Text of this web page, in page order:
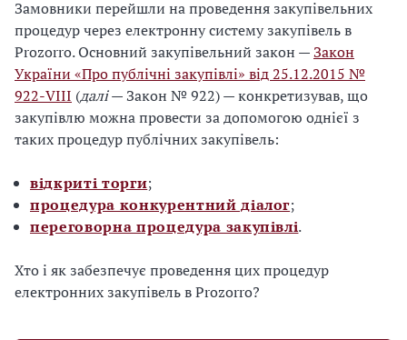
Замовники перейшли на проведення закупівельних
процедур через електронну систему закупівель в
Prozorro. Основний закупівельний закон —Закон
України «Про публічні закупівлі» від 25.12.2015 №
922-VІІІ (далі— Закон № 922) — конкретизував, що
закупівлю можна провести за допомогою однієї з
таких процедур публічних закупівель:
відкриті торги;
процедура конкурентний діалог;
переговорна процедура закупівлі.
Хто і як забезпечує проведення цих процедур
електронних закупівель в Prozorro?